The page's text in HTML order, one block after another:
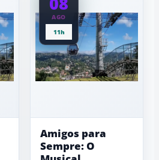
AGO
11h
Amigos para
Sempre: O